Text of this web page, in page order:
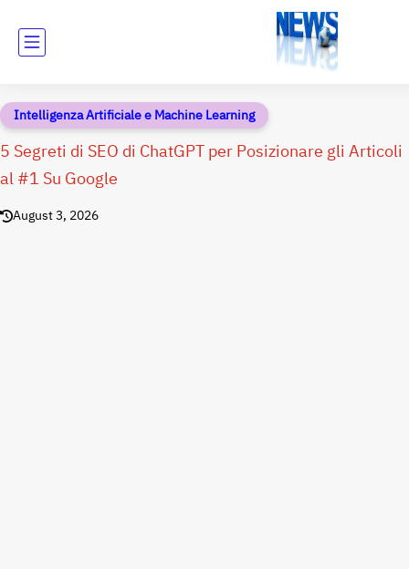
Intelligenza Artificiale e Machine Learning
5 Segreti di SEO di ChatGPT per Posizionare gli Articoli
al #1 Su Google
August 3, 2026